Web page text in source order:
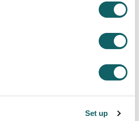
Set up
verano